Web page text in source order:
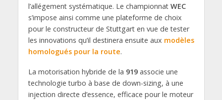
l’allégement systématique. Le championnat WEC
s’impose ainsi comme une plateforme de choix
pour le constructeur de Stuttgart en vue de tester
les innovations qu’il destinera ensuite aux modèles
homologués pour la route.
La motorisation hybride de la 919associe une
technologie turbo à base de down-sizing, à une
injection directe d’essence, efficace pour le moteur